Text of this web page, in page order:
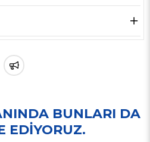
BUNLARI DA
EDIYORUZ.